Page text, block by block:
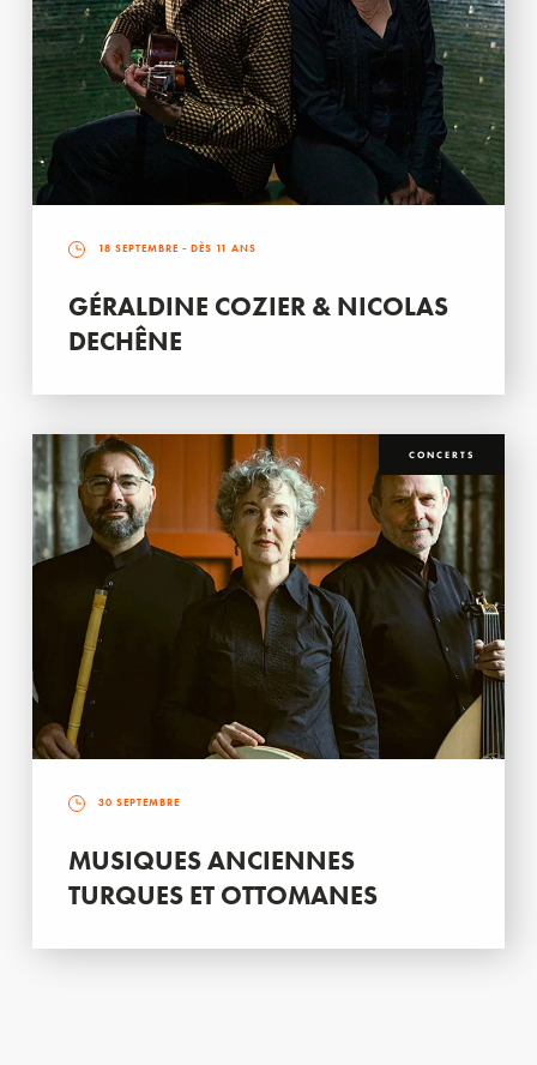
18 SEPTEMBRE - DÈS 11 ANS
GÉRALDINE COZIER & NICOLAS
DECHÊNE
CONCERTS
30 SEPTEMBRE
MUSIQUES ANCIENNES
TURQUES ET OTTOMANES